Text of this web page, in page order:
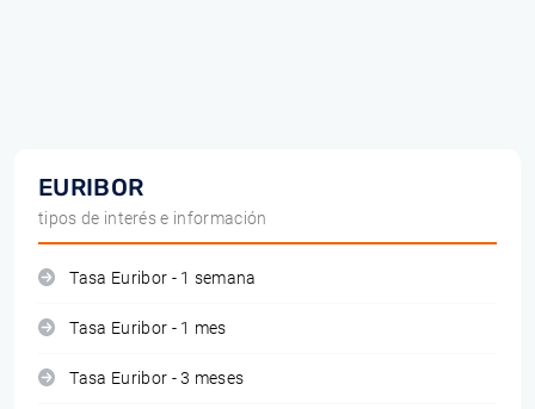
EURIBOR
tipos de interés e información
Tasa Euribor - 1 semana
Tasa Euribor - 1 mes
Tasa Euribor - 3 meses